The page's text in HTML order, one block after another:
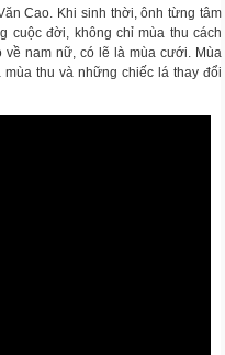
Cao. Khi sinh thời, ônh từng tâm
cuộc đời, không chỉ mùa thu cách
về nam nữ, có lẽ là mùa cưới. Mùa
thu và những chiếc lá thay đổi